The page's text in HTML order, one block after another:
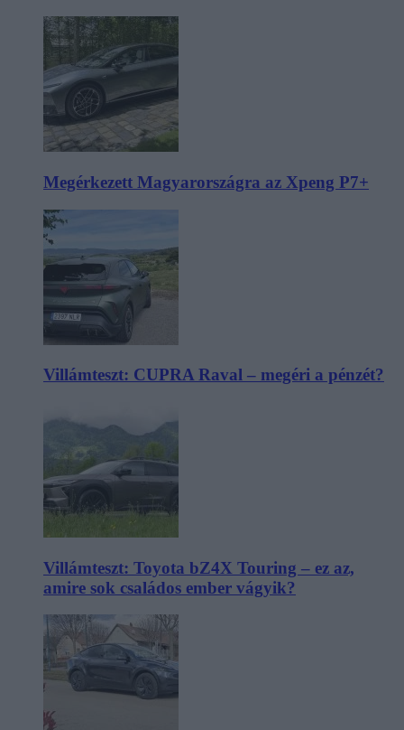
Megérkezett Magyarországra az Xpeng P7+
Villámteszt: CUPRA Raval – megéri a pénzét?
Villámteszt: Toyota bZ4X Touring – ez az,
amire sok családos ember vágyik?